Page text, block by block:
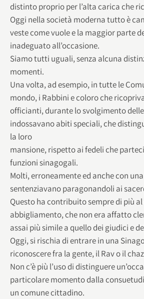
distinto proprio per l’alta carica che
Oggi nella società moderna tutto è
veste come vuole e la maggior parte
inadeguato all’occasione.
Siamo tutti uguali, senza alcuna
momenti.
Una volta, ad esempio, in tutte le
mondo, i Rabbini e coloro che
officianti, durante lo svolgimento
indossavano abiti speciali, che
la loro
mansione, rispetto ai fedeli che
funzioni sinagogali.
Molti, erroneamente ed anche con
sentenziavano paragonandoli ai
Questo ha contribuito sempre di più
abbigliamento, che non era affatto
assai più simile a quello dei giudici e
Oggi, si rischia di entrare in una
riconoscere fra la gente, il Rav o il
Non c’è più l’uso di distinguere
particolare momento dalla
un comune cittadino.